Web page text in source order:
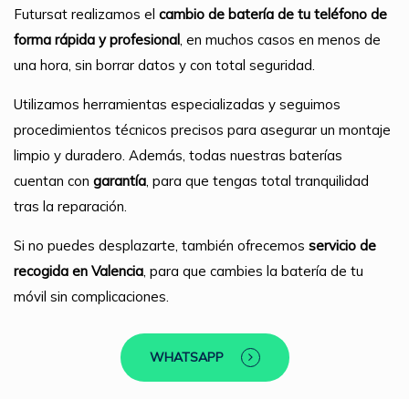
Futursat realizamos el cambio de batería de tu teléfono de
forma rápida y profesional, en muchos casos en menos de
una hora, sin borrar datos y con total seguridad.
Utilizamos herramientas especializadas y seguimos
procedimientos técnicos precisos para asegurar un montaje
limpio y duradero. Además, todas nuestras baterías
cuentan con garantía, para que tengas total tranquilidad
tras la reparación.
Si no puedes desplazarte, también ofrecemos servicio de
recogida en Valencia, para que cambies la batería de tu
móvil sin complicaciones.
WHATSAPP